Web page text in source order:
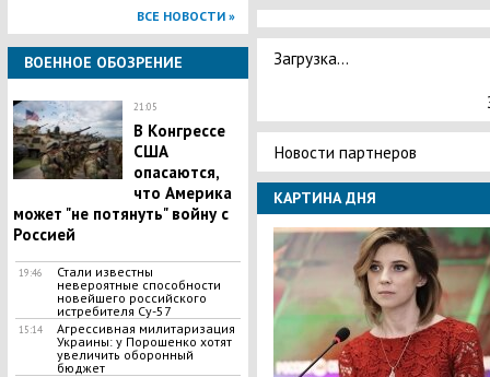
ВСЕ НОВОСТИ »
ВОЕННОЕ ОБОЗРЕНИЕ
21:05
В Конгрессе
США
опасаются,
что Америка
может "не потянуть" войну с
Россией
19:46
Стали известны
невероятные способности
новейшего российского
истребителя Су-57
15:14
Агрессивная милитаризация
Украины: у Порошенко хотят
увеличить оборонный
бюджет
Загрузка...
Новости партнеров
КАРТИНА ДНЯ